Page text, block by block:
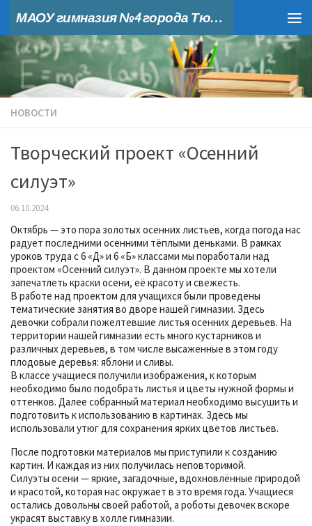
Skip to content МАОУ гимназия №4 города Тюмени
НОВОСТИ
Творческий проект «Осенний
силуэт»
06.10.2024
Октябрь — это пора золотых осенних листьев, когда погода нас
радует последними осенними тёплыми деньками. В рамках
уроков труда с 6 «Д» и 6 «Б» классами мы поработали над
проектом «Осенний силуэт». В данном проекте мы хотели
запечатлеть краски осени, её красоту и свежесть.
В работе над проектом для учащихся были проведены
тематические занятия во дворе нашей гимназии. Здесь
девочки собрали пожелтевшие листья осенних деревьев. На
территории нашей гимназии есть много кустарников и
различных деревьев, в том числе высаженные в этом году
плодовые деревья: яблони и сливы.
В классе учащиеся получили изображения, к которым
необходимо было подобрать листья и цветы нужной формы и
оттенков. Далее собранный материал необходимо высушить и
подготовить к использованию в картинах. Здесь мы
использовали утюг для сохранения ярких цветов листьев.
После подготовки материалов мы приступили к созданию
картин. И каждая из них получилась неповторимой.
Силуэты осени — яркие, загадочные, вдохновлённые природой
и красотой, которая нас окружает в это время года. Учащиеся
остались довольны своей работой, а роботы девочек вскоре
украсят выставку в холле гимназии.